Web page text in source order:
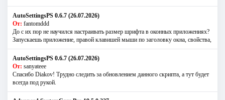
AutoSettingsPS 0.6.7 (26.07.2026)
От: fantomddd
До с их пор не научился настраивать размер шрифта в оконных приложениях?
Запускаешь приложение, правой клавишей мыши по заголовку окна, свойства,
AutoSettingsPS 0.6.7 (26.07.2026)
От: sanyateee
Спасибо Diakov! Трудно следить за обновлением данного скрипта, а тут будет
всегда под рукой.